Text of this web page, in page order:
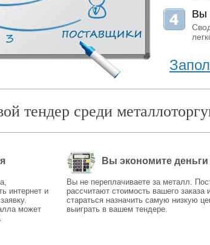
Вы
тендер среди
интернет и
может
Вы экономите деньги
Вы не переплачиваете за металл.
рассчитают стоимость вашего заказа
стараться назначить самую низкую
выиграть в вашем тендере.